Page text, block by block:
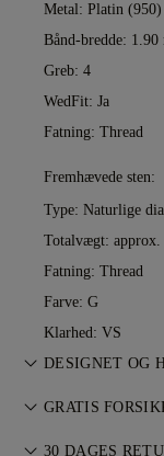
Metal: Platin (950)
Bånd-bredde: 1.90
Greb: 4
WedFit: Ja
Fatning: Thread
Fremhævede sten:
Type: Naturlige
Totalvægt: approx.
Fatning: Thread
Farve: G
Klarhed: VS
DESIGNET OG
Smykkekunst
GRATIS
Al porto er
30 DAGES